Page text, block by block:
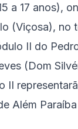
a 17 anos),
(Viçosa), no
II do
(Dom
II
Além